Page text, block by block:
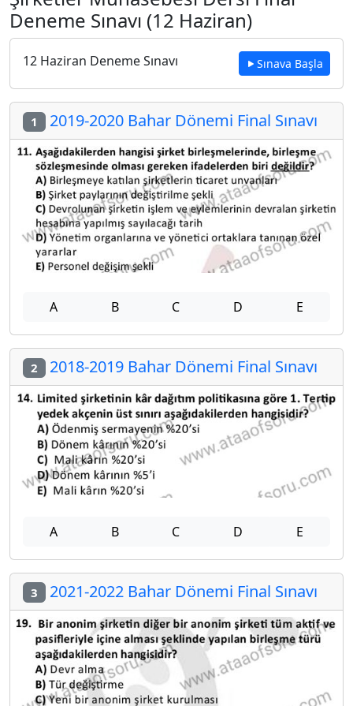
Deneme Sınavı (12 Haziran)
12 Haziran Deneme Sınavı Sınava Başla
1 2019-2020 Bahar Dönemi Final Sınavı
A B C D E
2 2018-2019 Bahar Dönemi Final Sınavı
A B C D E
3 2021-2022 Bahar Dönemi Final Sınavı